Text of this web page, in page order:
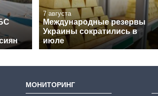
7 августа
Международные резервы
Украины сократились в
июле
МОНИТОРИНГ